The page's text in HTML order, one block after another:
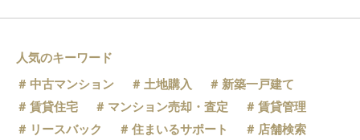
人気のキーワード
中古マンション
土地購入
新築一戸建て
賃貸住宅
マンション売却・査定
賃貸管理
リースバック
住まいるサポート
店舗検索